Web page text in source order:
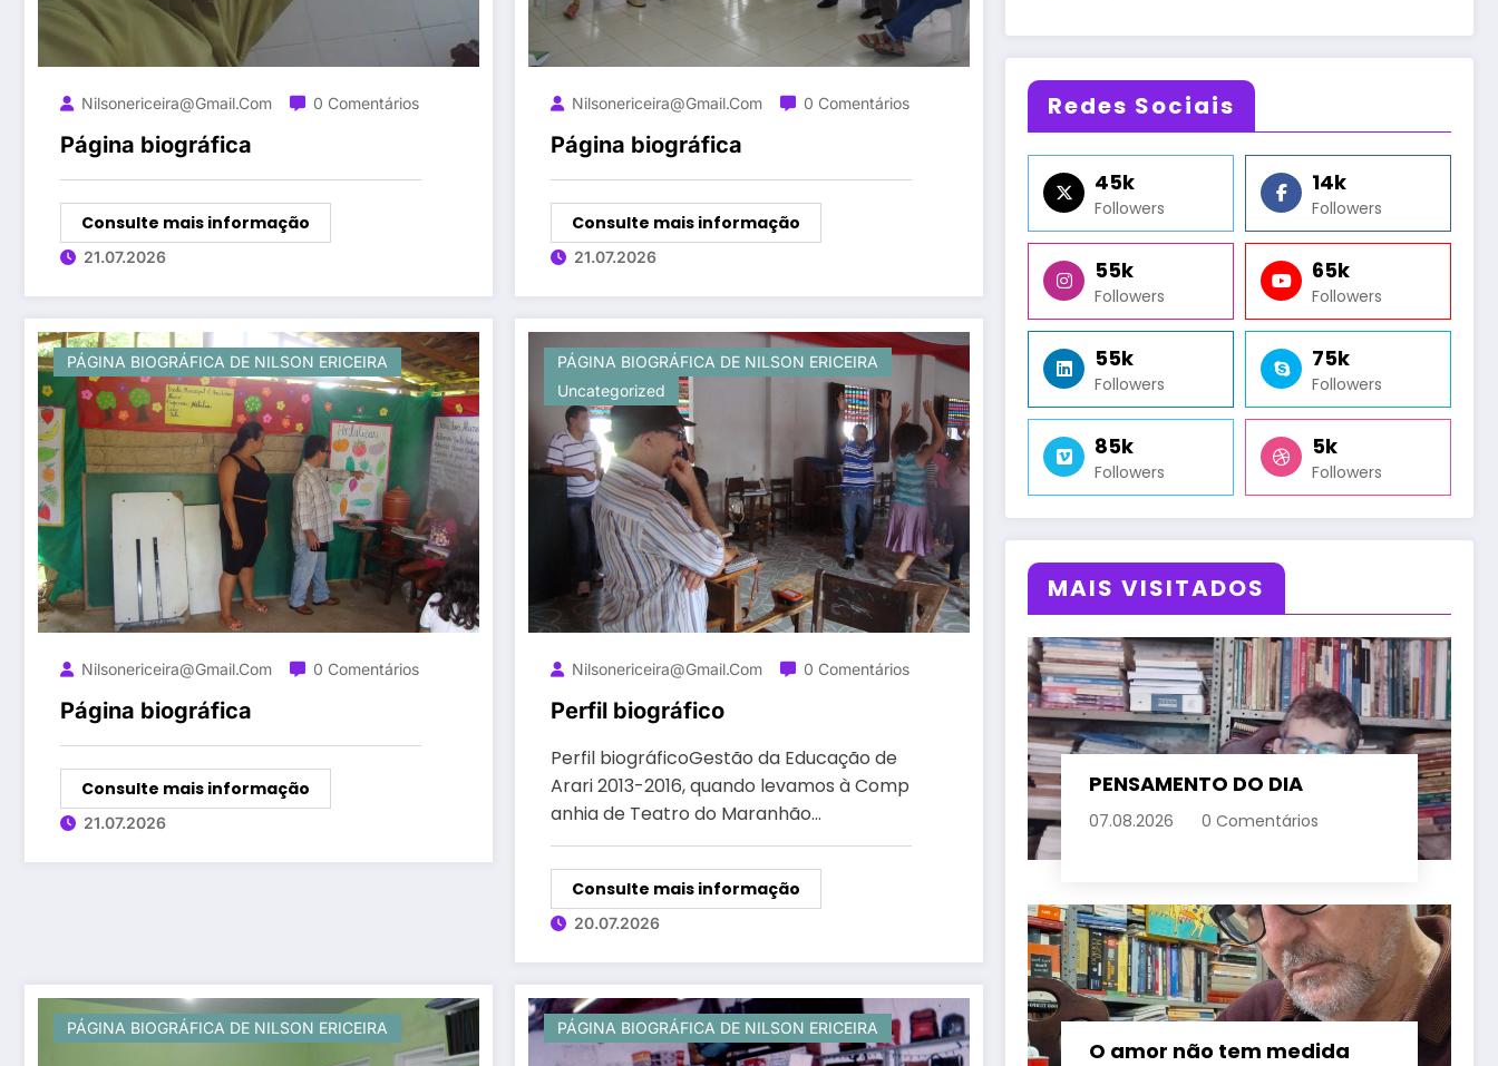
Nilsonericeira@gmail.com 0 Comentários
Página biográfica
Consulte mais informação
21.07.2026
Nilsonericeira@gmail.com 0 Comentários
Página biográfica
Consulte mais informação
21.07.2026
PÁGINA BIOGRÁFICA DE NILSON ERICEIRA
Nilsonericeira@gmail.com 0 Comentários
Página biográfica
Consulte mais informação
21.07.2026
PÁGINA BIOGRÁFICA DE NILSON ERICEIRA
Uncategorized
Nilsonericeira@gmail.com 0 Comentários
Perfil biográfico
Perfil biográficoGestão da Educação de
Arari 2013-2016, quando levamos à Comp
anhia de Teatro do Maranhão…
Consulte mais informação
20.07.2026
PÁGINA BIOGRÁFICA DE NILSON ERICEIRA PÁGINA BIOGRÁFICA DE NILSON ERICEIRA
Redes Sociais
45k
Followers
14k
Followers
55k
Followers
65k
Followers
55k
Followers
75k
Followers
85k
Followers
5k
Followers
MAIS VISITADOS
PENSAMENTO DO DIA
07.08.2026 0 Comentários
O amor não tem medida